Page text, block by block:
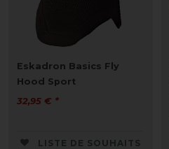
Eskadron Basics Fly
Hood Sport
32,95 € *
LISTE DE SOUHAITS